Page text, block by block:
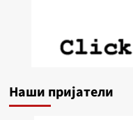
Наши пријатели